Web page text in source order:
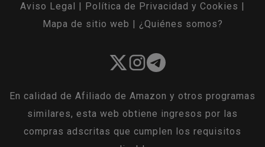
Aviso Legal Política de Privacidad y Cookies
Mapa de sitio web
¿Quiénes somos?
En calidad de Afiliado de Amazon y otros programas
similares, esta web obtiene ingresos por las
compras adscritas que cumplen los requisitos